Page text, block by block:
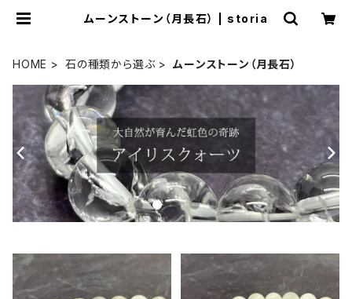
ムーンストーン（月長石） | storia
HOME 石の種類から選ぶ ムーンストーン（月長石）